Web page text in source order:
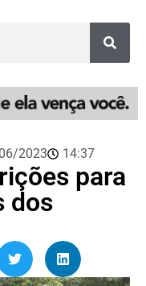
2023 14:37
para
dos